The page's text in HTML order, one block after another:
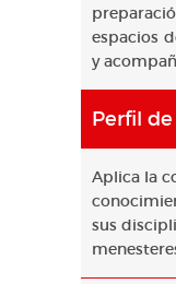
espacios
y
Perfil
Aplica la
sus